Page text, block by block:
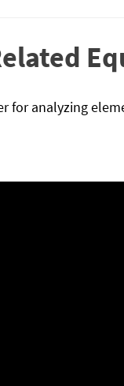
for analyzing